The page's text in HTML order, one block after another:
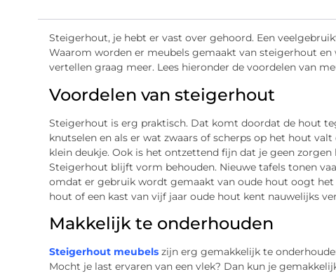
Steigerhout, je hebt er vast over gehoord. Een
Waarom worden er meubels gemaakt van steigerhout en
vertellen graag meer. Lees hieronder de voordelen van
Voordelen van steigerhout
Steigerhout is erg praktisch. Dat komt doordat de hout
knutselen en als er wat zwaars of scherps op het hout
klein deukje. Ook is het ontzettend fijn dat je geen
Steigerhout blijft vorm behouden. Nieuwe tafels tonen
omdat er gebruik wordt gemaakt van oude hout oogt het
hout of een kast van vijf jaar oude hout kent nauwelijks
Makkelijk te onderhouden
Steigerhout meubelszijn erg gemakkelijk te
Mocht je last ervaren van een vlek? Dan kun je